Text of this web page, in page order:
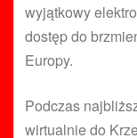
wyjątkowy
dostęp do
Europy.
Podczas
wirtualnie do